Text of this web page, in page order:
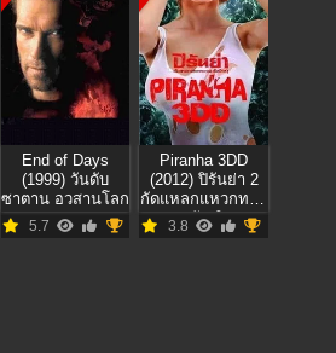
End of Days
(1999) วันดับ
ซาตาน อวสานโลก
5.7
Piranha 3DD
(2012) ปิรันย่า 2
กัดแหลกแหวกทะลุ
จอ ดับเบิลดุ
3.8